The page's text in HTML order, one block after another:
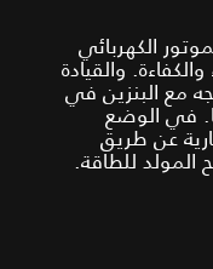
الكهربائي
والقيادة
مع البنزين في
في الوضع
عن طريق
المولد للطاقة.